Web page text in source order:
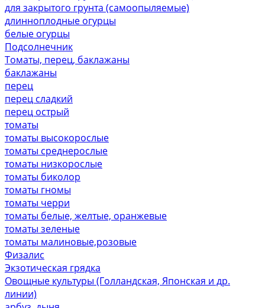
для закрытого грунта (самоопыляемые)
длинноплодные огурцы
белые огурцы
Подсолнечник
Томаты, перец, баклажаны
баклажаны
перец
перец сладкий
перец острый
томаты
томаты высокорослые
томаты среднерослые
томаты низкорослые
томаты биколор
томаты гномы
томаты черри
томаты белые, желтые, оранжевые
томаты зеленые
томаты малиновые,розовые
Физалис
Экзотическая грядка
Овощные культуры (Голландская, Японская и др.
линии)